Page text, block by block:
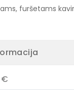
furšetams
€